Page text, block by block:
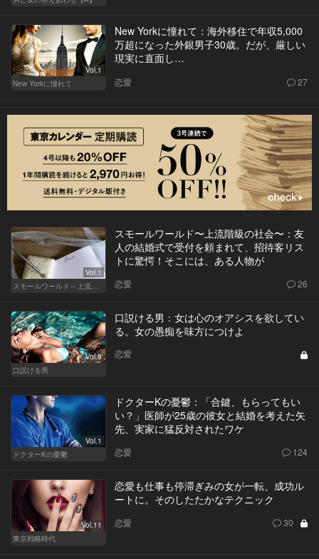
Vol.1
New Yorkに憧れて
New Yorkに憧れて：海外移住で年収5,000
万超になった外銀男子30歳。だが、厳しい
現実に直面し…
恋愛 27
Vol.1
スモールワールド～上流階級の社会～
スモールワールド〜上流階級の社会〜：友
人の結婚式で受付を頼まれて、招待客リス
トに驚愕！そこには、ある人物が
恋愛 26
Vol.8
口説ける男
口説ける男：女は心のオアシスを欲してい
る。女の愚痴を味方につけよ
恋愛
Vol.1
ドクターKの憂鬱
ドクターKの憂鬱：「合鍵、もらってもい
い？」医師が25歳の彼女と結婚を考えた矢
先、実家に猛反対されたワケ
恋愛 124
Vol.11
東京戦略時代
恋愛も仕事も停滞ぎみの女が一転、成功ル
ートに。そのしたたかなテクニック
恋愛 30